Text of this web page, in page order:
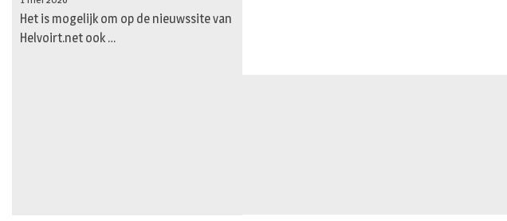
Het is mogelijk om op de nieuwssite van
Helvoirt.net ook …